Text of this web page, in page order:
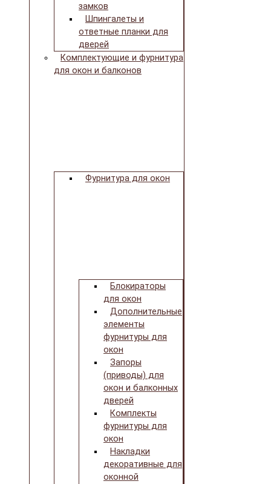
замков
Шпингалеты и
ответные планки для
дверей
Комплектующие и фурнитура
для окон и балконов
Фурнитура для окон
Блокираторы
для окон
Дополнительные
элементы
фурнитуры для
окон
Запоры
(приводы) для
окон и балконных
дверей
Комплекты
фурнитуры для
окон
Накладки
декоративные для
оконной